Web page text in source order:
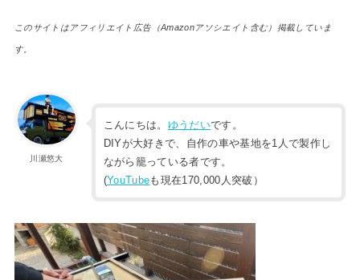
このサイトはアフィリエイト広告（Amazonアソシエイト含む）掲載していま
す。
川瀬悠大
こんにちは。 ゆうだいです。
DIYが大好きで、自作の車や基地を1人で製作し
ながら籠っている者です。
(YouTubeも現在170,000人突破）